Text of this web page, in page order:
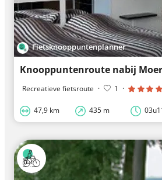
Fietsknooppuntenplanner
Knooppuntenroute nabij
Recreatieve fietsroute · 1 ·
47,9 km 435 m